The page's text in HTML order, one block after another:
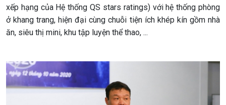
xếp hạng của Hệ thống QS stars ratings) với hệ thống phòng
ở khang trang, hiện đại cùng chuỗi tiện ích khép kín gồm nhà
ăn, siêu thị mini, khu tập luyện thể thao, ...